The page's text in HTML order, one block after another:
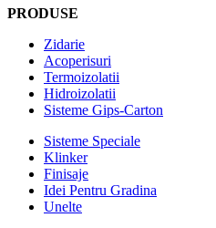
PRODUSE
Zidarie
Acoperisuri
Termoizolatii
Hidroizolatii
Sisteme Gips-Carton
Sisteme Speciale
Klinker
Finisaje
Idei Pentru Gradina
Unelte